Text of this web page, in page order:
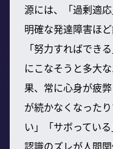
源には、「過剰適
明確な発達障害ほ
「努力すればでき
にこなそうと多大
果、常に心身が疲
が続かなくなった
い」「サボってい
認識のズレが人間